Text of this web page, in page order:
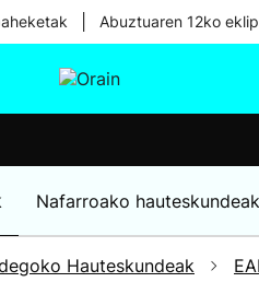
Abuztuaren 12ko
Nafarroako hauteskundeak
Hauteskundeak